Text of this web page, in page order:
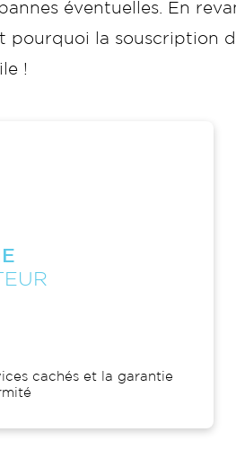
éventuelles. En
pourquoi la
!
cachés et la garantie